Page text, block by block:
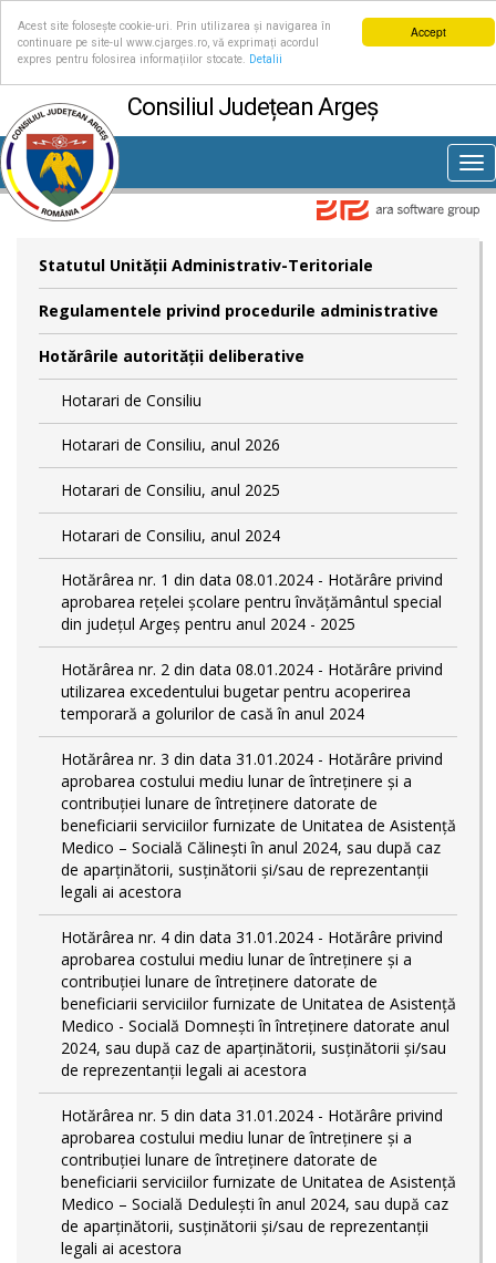
Accept
Acest site folosește cookie-uri. Prin utilizarea și navigarea în
continuare pe site-ul www.cjarges.ro, vă exprimați acordul
expres pentru folosirea informațiilor stocate.
Detalii
Consiliul Județean Argeș
Statutul Unităţii Administrativ-Teritoriale
Regulamentele privind procedurile administrative
Hotărârile autorităţii deliberative
Hotarari de Consiliu
Hotarari de Consiliu, anul 2026
Hotarari de Consiliu, anul 2025
Hotarari de Consiliu, anul 2024
Hotărârea nr. 1 din data 08.01.2024 - Hotărâre privind
aprobarea rețelei școlare pentru învățământul special
din județul Argeș pentru anul 2024 - 2025
Hotărârea nr. 2 din data 08.01.2024 - Hotărâre privind
utilizarea excedentului bugetar pentru acoperirea
temporară a golurilor de casă în anul 2024
Hotărârea nr. 3 din data 31.01.2024 - Hotărâre privind
aprobarea costului mediu lunar de întreținere și a
contribuției lunare de întreținere datorate de
beneficiarii serviciilor furnizate de Unitatea de Asistență
Medico – Socială Călineşti în anul 2024, sau după caz
de aparținătorii, susținătorii și/sau de reprezentanții
legali ai acestora
Hotărârea nr. 4 din data 31.01.2024 - Hotărâre privind
aprobarea costului mediu lunar de întreținere și a
contribuției lunare de întreținere datorate de
beneficiarii serviciilor furnizate de Unitatea de Asistență
Medico - Socială Domnești în întreținere datorate anul
2024, sau după caz de aparținătorii, susținătorii și/sau
de reprezentanții legali ai acestora
Hotărârea nr. 5 din data 31.01.2024 - Hotărâre privind
aprobarea costului mediu lunar de întreținere și a
contribuției lunare de întreținere datorate de
beneficiarii serviciilor furnizate de Unitatea de Asistență
Medico – Socială Dedulești în anul 2024, sau după caz
de aparținătorii, susținătorii și/sau de reprezentanții
legali ai acestora